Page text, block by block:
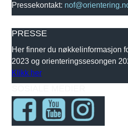
Pressekontakt:
PRESSE
Her finner du nøkkelinformasjon
2023 og orienteringssesongen
Klikk her